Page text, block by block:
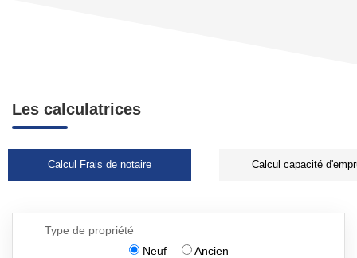
Les calculatrices
Calcul Frais de notaire Calcul capacité